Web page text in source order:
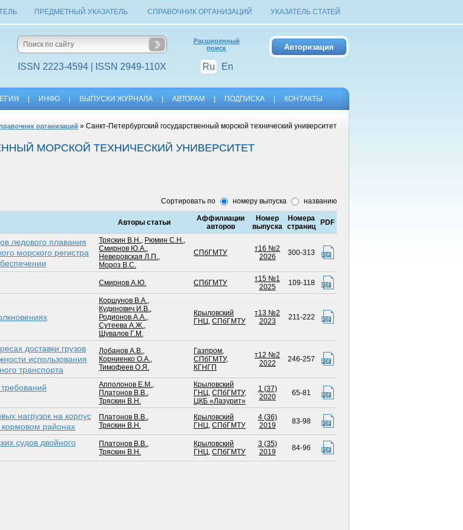
ПРЕДМЕТНЫЙ УКАЗАТЕЛЬ СПРАВОЧНИК ОРГАНИЗАЦИЙ УКАЗАТЕЛЬ СТАТЕЙ
ISSN 2223-4594 | ISSN 2949-110X
Расширенный
поиск
Ru En
ИНФО ВЫПУСКИ ЖУРНАЛА АВТОРАМ ПОДПИСКА КОНТАКТЫ
организаций » Санкт-Петербургский государственный морской технический университет
МОРСКОЙ ТЕХНИЧЕСКИЙ УНИВЕРСИТЕТ
Сортировать по
номеру выпуска названию
Авторы статьи
Аффилиации
авторов
Номер
выпуска
Номера
страниц
PDF
ледового плавания
морского регистра
Тряскин В.Н., Рюмин С.Н.,
Смирнов Ю.А.,
Неверовская Л.П.,
Мороз В.С.
СПбГМТУ
т16 №2
2026
300-313
Смирнов А.Ю. СПбГМТУ
т15 №1
2025
109-118
Коршунов В.А.,
Кудинович И.В.,
Родионов А.А.,
Сутеева А.Ж.,
Шувалов Г.М.
Крыловский
ГНЦ, СПбГМТУ
т13 №2
2023
211-222
доставки грузов
использования
транспорта
Лобанов А.В.,
Корниенко О.А.,
Тимофеев О.Я.
Газпром,
СПбГМТУ,
КГНГП
т12 №2
2022
246-257
Апполонов Е.М.,
Платонов В.В.,
Тряскин В.Н.
Крыловский
ГНЦ, СПбГМТУ,
ЦКБ «Лазурит»
1 (37)
2020
65-81
нагрузок на корпус
районах
Платонов В.В.,
Тряскин В.Н.
Крыловский
ГНЦ, СПбГМТУ
4 (36)
2019
83-98
судов двойного
Платонов В.В.,
Тряскин В.Н.
Крыловский
ГНЦ, СПбГМТУ
3 (35)
2019
84-96